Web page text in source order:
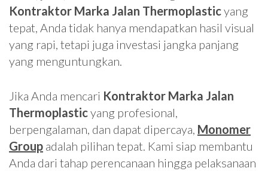
Kontraktor Marka Jalan Thermoplasticyang
tepat, Anda tidak hanya mendapatkan hasil visual
yang rapi, tetapi juga investasi jangka panjang
yang menguntungkan.
Jika Anda mencari Kontraktor Marka Jalan
Thermoplasticyang profesional,
berpengalaman, dan dapat dipercaya, Monomer
Group adalah pilihan tepat. Kami siap membantu
Anda dari tahap perencanaan hingga pelaksanaan